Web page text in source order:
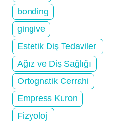
bonding
gingive
Estetik Diş Tedavileri
Ağız ve Diş Sağlığı
Ortognatik Cerrahi
Empress Kuron
Fizyoloji